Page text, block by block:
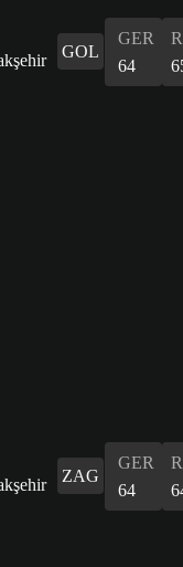
GOL
GER
64
ZAG
GER
64